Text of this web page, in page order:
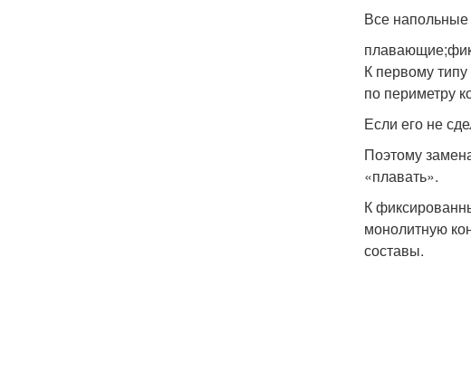
Все напольные
К первому
по периметру
Если его не
Поэтому
«плавать».
К
монолитную
составы.